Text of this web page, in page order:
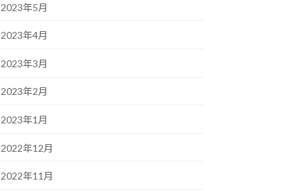
2023年5月
2023年4月
2023年3月
2023年2月
2023年1月
2022年12月
2022年11月